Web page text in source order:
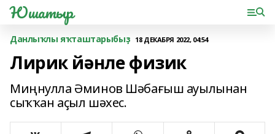
Юшатыр
Данлыҡлы яҡташтарыбыҙ 18 ДЕКАБРЯ 2022, 04:54
Лирик йәнле физик
Миңнулла Әминов Шәбағыш ауылынан
сыҡҡан аҫыл шәхес.